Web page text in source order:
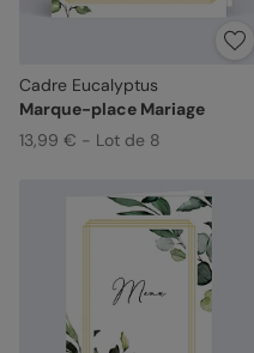
Cadre Eucalyptus
Marque-place Mariage
13,99 € - Lot de 8